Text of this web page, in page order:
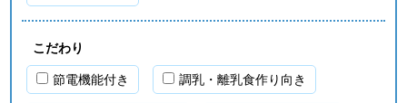
こだわり
節電機能付き 調乳・離乳食作り向き